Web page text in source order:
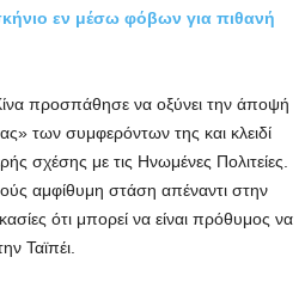
εν μέσω φόβων για πιθανή
προσπάθησε να οξύνει την άποψή
των συμφερόντων της και κλειδί
σχέσης με τις Ηνωμένες Πολιτείες.
αμφίθυμη στάση απέναντι στην
ότι μπορεί να είναι πρόθυμος να
Ταϊπέι.